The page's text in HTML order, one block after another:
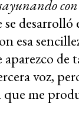
desarrolló
esa
aparezco de
voz,
me